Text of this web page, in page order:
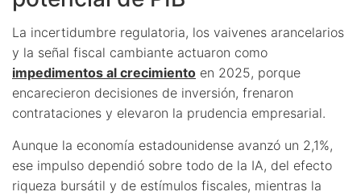
La incertidumbre regulatoria, los vaivenes arancelarios
y la señal fiscal cambiante actuaron como
impedimentos al crecimiento en 2025, porque
encarecieron decisiones de inversión, frenaron
contrataciones y elevaron la prudencia empresarial.
Aunque la economía estadounidense avanzó un 2,1%,
ese impulso dependió sobre todo de la IA, del efecto
riqueza bursátil y de estímulos fiscales, mientras la